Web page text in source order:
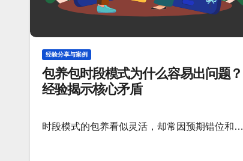
经验分享与案例
包养包时段模式为什么容易出问题？
经验揭示核心矛盾
时段模式的包养看似灵活，却常因预期错位和…